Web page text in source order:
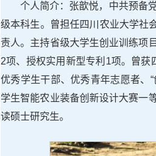
个人简介：张歆悦，中共预备
级本科生。曾担任四川农业大学社
责人。主持省级大学生创业训练项
2项、授权实用新型专利1项。曾获
优秀学生干部、优秀青年志愿者、
学生智能农业装备创新设计大赛一
读硕士研究生。